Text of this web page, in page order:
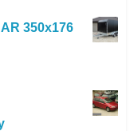
350x176